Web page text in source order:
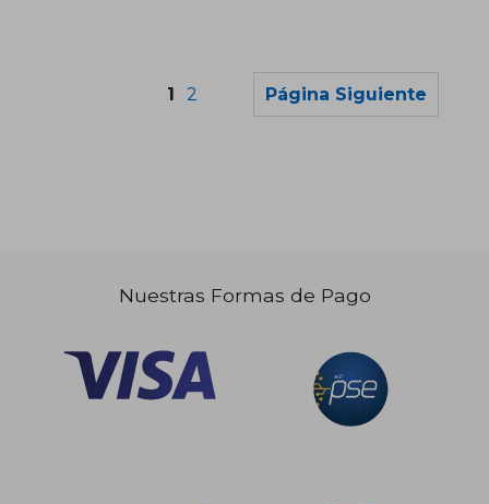
$ 430.797 45%
1 2 Página Siguiente
Nuestras Formas de Pago